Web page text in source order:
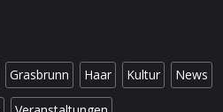
Grasbrunn Haar Kultur News